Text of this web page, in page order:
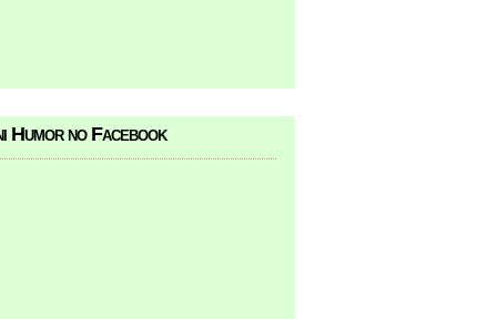
Humor no Facebook